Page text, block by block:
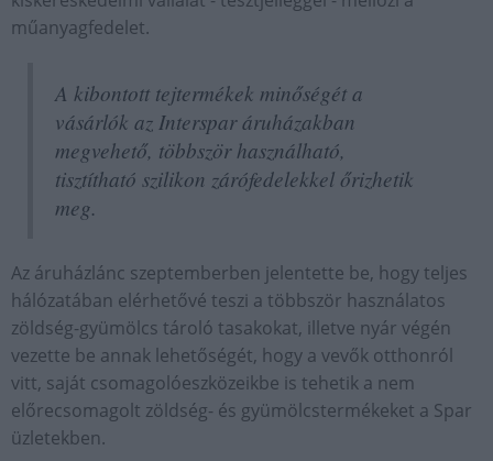
műanyagfedelet.
A kibontott tejtermékek minőségét a
vásárlók az Interspar áruházakban
megvehető, többször használható,
tisztítható szilikon zárófedelekkel őrizhetik
meg.
Az áruházlánc szeptemberben jelentette be, hogy teljes
hálózatában elérhetővé teszi a többször használatos
zöldség-gyümölcs tároló tasakokat, illetve nyár végén
vezette be annak lehetőségét, hogy a vevők otthonról
vitt, saját csomagolóeszközeikbe is tehetik a nem
előrecsomagolt zöldség- és gyümölcstermékeket a Spar
üzletekben.